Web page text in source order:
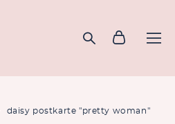
daisy postkarte "pretty woman"